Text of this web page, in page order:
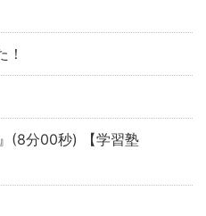
！
(8分00秒) 【学習塾